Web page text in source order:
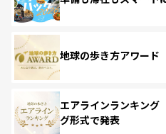
地球の歩き方アワード
エアラインランキン
グ形式で発表